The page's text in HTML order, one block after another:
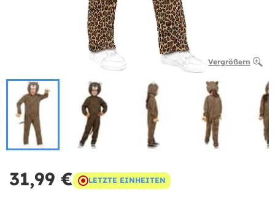
Vergrößern
31,99 € LETZTE EINHEITEN